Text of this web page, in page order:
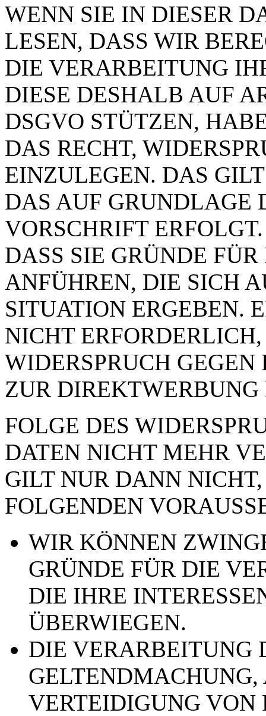
WENN SIE IN DIESER
LESEN, DASS WIR
DIE VERARBEITUNG
DIESE DESHALB AUF
DSGVO STÜTZEN,
DAS RECHT,
EINZULEGEN. DAS
DAS AUF GRUNDLAGE
VORSCHRIFT
DASS SIE GRÜNDE
ANFÜHREN, DIE SICH
SITUATION ERGEBEN.
NICHT
WIDERSPRUCH
ZUR DIREKTWERBUNG
FOLGE DES
DATEN NICHT MEHR
GILT NUR DANN
FOLGENDEN
WIR KÖNNEN
GRÜNDE FÜR DIE
DIE IHRE
ÜBERWIEGEN.
DIE VERARBEITUNG
VERTEIDIGUNG VON